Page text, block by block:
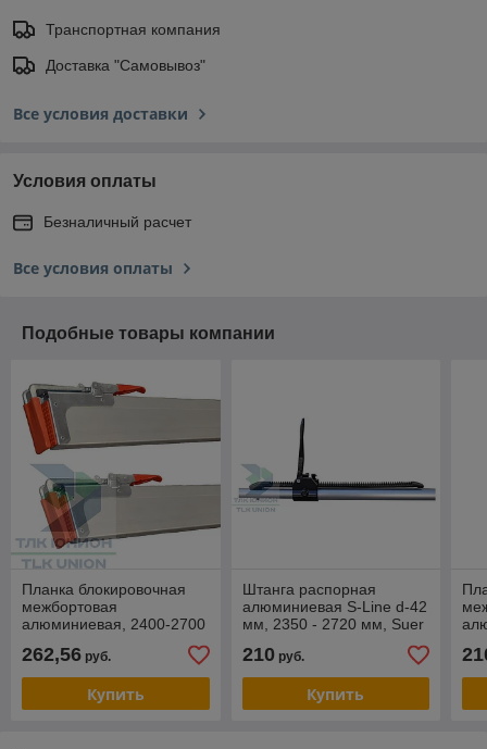
Транспортная компания
Доставка "Самовывоз"
Все условия доставки
Условия оплаты
Безналичный расчет
Все условия оплаты
Подобные товары компании
Планка блокировочная
межбортовая
алюминиевая, 2400-2700
262,56 руб.
Купить
Штанга распорная
алюминиевая S-Line d-42
мм, 2350 - 2720 мм, Suer
210руб.
Купить